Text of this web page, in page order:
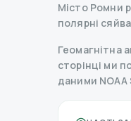
Місто Ромни
полярні
Геомагнітна
сторінці ми
даними NOAA